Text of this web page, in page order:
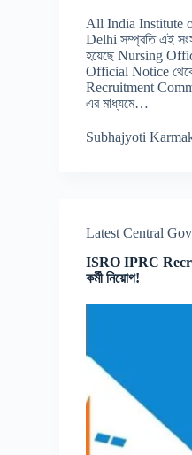
All India Institute
Delhi সম্প্রতি এই
হয়েছে Nursing
Official Notice
Recruitment
এর মাধ্যমে…
Subhajyoti
Latest Central
ISRO IPRC
কর্মী নিয়োগ!